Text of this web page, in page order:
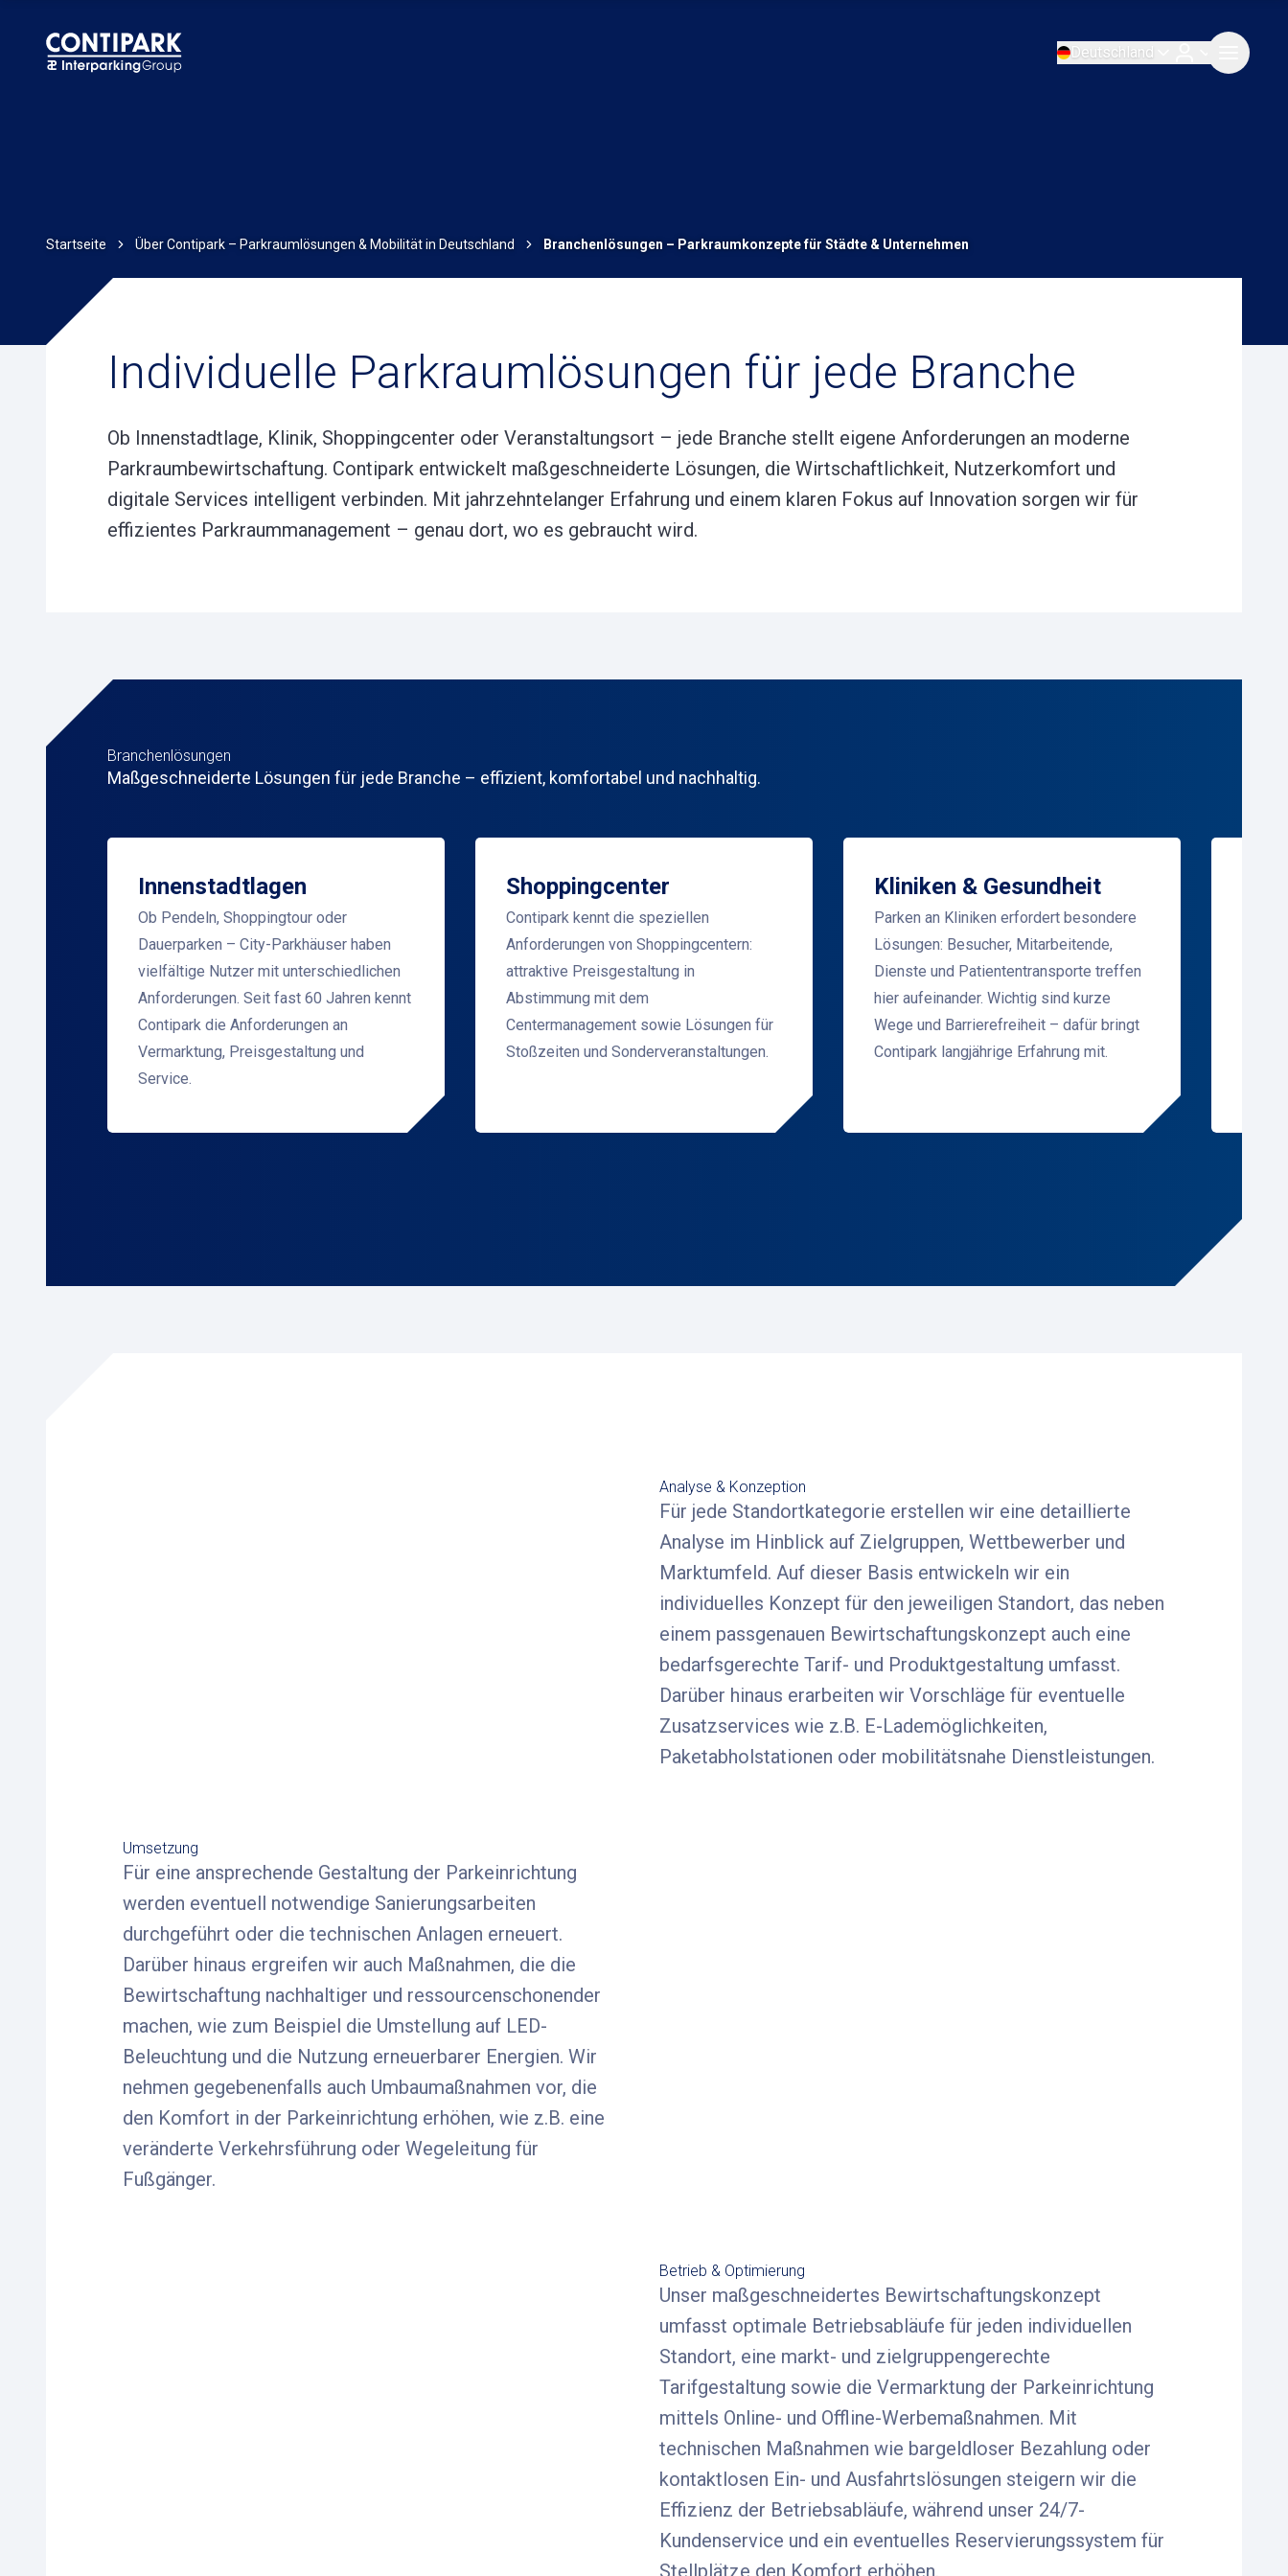
Deutschland
Startseite Über Contipark – Parkraumlösungen & Mobilität in Deutschland Branchenlösungen – Parkraumkonzepte für Städte & Unternehmen
Individuelle Parkraumlösungen für jede Branche
Ob Innenstadtlage, Klinik, Shoppingcenter oder Veranstaltungsort – jede Branche stellt eigene Anforderungen an moderne
Parkraumbewirtschaftung. Contipark entwickelt maßgeschneiderte Lösungen, die Wirtschaftlichkeit, Nutzerkomfort und
digitale Services intelligent verbinden. Mit jahrzehntelanger Erfahrung und einem klaren Fokus auf Innovation sorgen wir für
effizientes Parkraummanagement – genau dort, wo es gebraucht wird.
Branchenlösungen
Maßgeschneiderte Lösungen für jede Branche – effizient, komfortabel und nachhaltig.
Innenstadtlagen
Ob Pendeln, Shoppingtour oder
Dauerparken – City-Parkhäuser haben
vielfältige Nutzer mit unterschiedlichen
Anforderungen. Seit fast 60 Jahren kennt
Contipark die Anforderungen an
Vermarktung, Preisgestaltung und
Service.
Shoppingcenter
Contipark kennt die speziellen
Anforderungen von Shoppingcentern:
attraktive Preisgestaltung in
Abstimmung mit dem
Centermanagement sowie Lösungen für
Stoßzeiten und Sonderveranstaltungen.
Kliniken & Gesundheit
Parken an Kliniken erfordert besondere
Lösungen: Besucher, Mitarbeitende,
Dienste und Patiententransporte treffen
hier aufeinander. Wichtig sind kurze
Wege und Barrierefreiheit – dafür bringt
Contipark langjährige Erfahrung mit.
Analyse & Konzeption
Für jede Standortkategorie erstellen wir eine detaillierte
Analyse im Hinblick auf Zielgruppen, Wettbewerber und
Marktumfeld. Auf dieser Basis entwickeln wir ein
individuelles Konzept für den jeweiligen Standort, das neben
einem passgenauen Bewirtschaftungskonzept auch eine
bedarfsgerechte Tarif- und Produktgestaltung umfasst.
Darüber hinaus erarbeiten wir Vorschläge für eventuelle
Zusatzservices wie z.B. E-Lademöglichkeiten,
Paketabholstationen oder mobilitätsnahe Dienstleistungen.
Umsetzung
Für eine ansprechende Gestaltung der Parkeinrichtung
werden eventuell notwendige Sanierungsarbeiten
durchgeführt oder die technischen Anlagen erneuert.
Darüber hinaus ergreifen wir auch Maßnahmen, die die
Bewirtschaftung nachhaltiger und ressourcenschonender
machen, wie zum Beispiel die Umstellung auf LED-
Beleuchtung und die Nutzung erneuerbarer Energien. Wir
nehmen gegebenenfalls auch Umbaumaßnahmen vor, die
den Komfort in der Parkeinrichtung erhöhen, wie z.B. eine
veränderte Verkehrsführung oder Wegeleitung für
Fußgänger.
Betrieb & Optimierung
Unser maßgeschneidertes Bewirtschaftungskonzept
umfasst optimale Betriebsabläufe für jeden individuellen
Standort, eine markt- und zielgruppengerechte
Tarifgestaltung sowie die Vermarktung der Parkeinrichtung
mittels Online- und Offline-Werbemaßnahmen. Mit
technischen Maßnahmen wie bargeldloser Bezahlung oder
kontaktlosen Ein- und Ausfahrtslösungen steigern wir die
Effizienz der Betriebsabläufe, während unser 24/7-
Kundenservice und ein eventuelles Reservierungssystem für
Stellplätze den Komfort erhöhen.